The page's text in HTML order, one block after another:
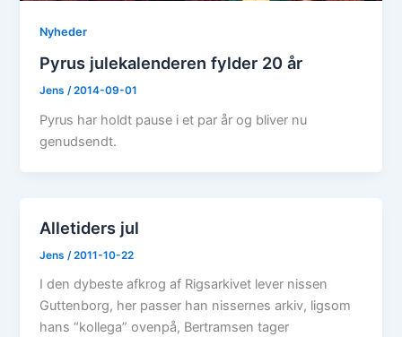
Nyheder
Pyrus julekalenderen fylder 20 år
Jens/2014-09-01
Pyrus har holdt pause i et par år og bliver nu
genudsendt.
Alletiders jul
Jens /2011-10-22
I den dybeste afkrog af Rigsarkivet lever nissen
Guttenborg, her passer han nissernes arkiv, ligsom
hans “kollega” ovenpå, Bertramsen tager